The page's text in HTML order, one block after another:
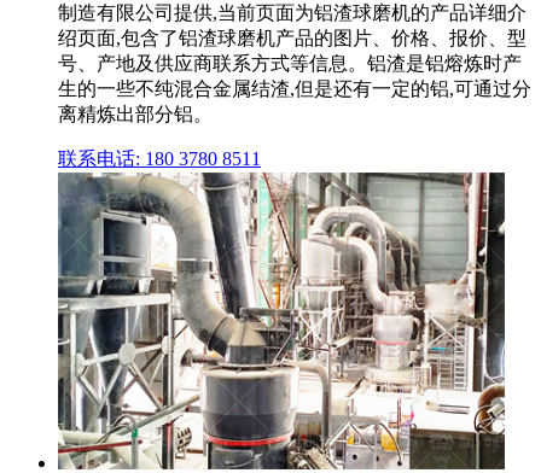
制造有限公司提供,当前页面为铝渣球磨机的产品详细介
绍页面,包含了铝渣球磨机产品的图片、价格、报价、型
号、产地及供应商联系方式等信息。铝渣是铝熔炼时产
生的一些不纯混合金属结渣,但是还有一定的铝,可通过分
离精炼出部分铝。
联系电话: 180 3780 8511